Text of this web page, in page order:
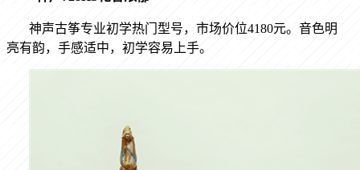
神声古筝专业初学热门型号，市场价位4180元。音色明
亮有韵，手感适中，初学容易上手。